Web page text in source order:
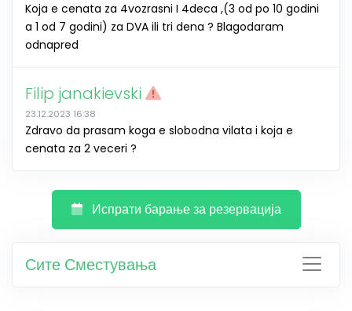
Koja e cenata za 4vozrasni I 4deca ,(3 od po 10 godini
a 1 od 7 godini) za DVA ili tri dena ? Blagodaram
odnapred
Filip janakievski
23.12.2023 16:38
Zdravo da prasam koga e slobodna vilata i koja e
cenata za 2 veceri ?
Испрати барање за резервација
Сите Сместувања